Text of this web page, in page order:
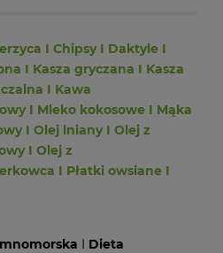
I ChipsyI Daktyle I
I Kasza gryczana I Kasza
I Kawa
I Mleko kokosowe I Mąka
I Olej lnianyI Olej z
I Olej z
I Płatki owsiane I
I Dieta